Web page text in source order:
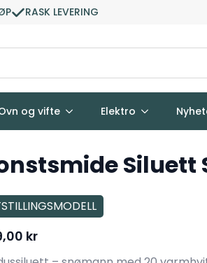
RASK LEVERING
og vifte Elektro
Siluett
kr